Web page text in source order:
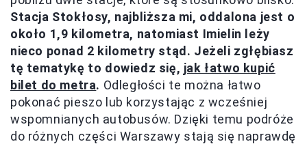
Stacja Stokłosy, najbliższa mi, oddalona jest o
około 1,9 kilometra, natomiast Imielin leży
nieco ponad 2 kilometry stąd. Jeżeli zgłębiasz
tę tematykę to dowiedz się, jak łatwo kupić
bilet do metra. Odległości te można łatwo
pokonać pieszo lub korzystając z wcześniej
wspomnianych autobusów. Dzięki temu podróże
do różnych części Warszawy stają się naprawdę